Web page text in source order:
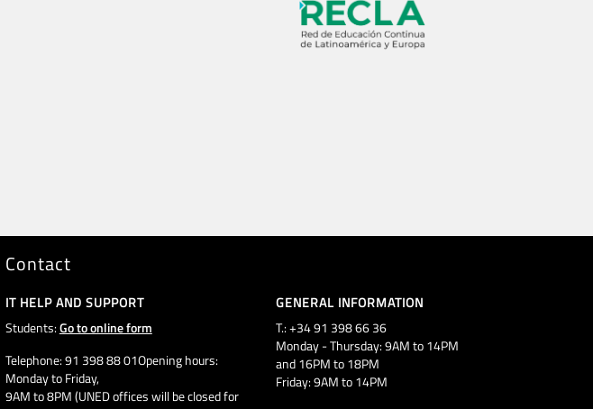
Contact
IT HELP AND SUPPORT
Students:Go to online form
Telephone: 91 398 88 01Opening hours:
Monday to Friday,
9AM to 8PM (UNED offices will be closed for
GENERAL INFORMATION
T.: +34 91 398 66 36
Monday - Thursday: 9AM to 14PM
and 16PM to 18PM
Friday: 9AM to 14PM